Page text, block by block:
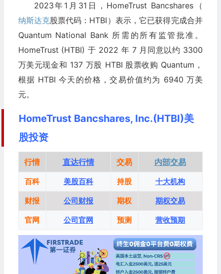
2023年1月31日，HomeTrust Bancshares（
纳斯达克股票代码：HTBI）表示，它已获得完成合并
Quantum National Bank 所需的所有监管批准。
HomeTrust (HTBI) 于 2022 年 7 月同意以约 3300
万美元现金和 137 万股 HTBI 股票收购 Quantum，
根据 HTBI 今天的价格，交易价值约为 6940 万美
元。
HomeTrust Bancshares, Inc.(HTBI)美
股投资
行情 直达行情 交易 内部交易
百科 美股百科 持股 十大机构
财报 公司财报 期权 期权交易
官网 公司官网 预测 营收预期